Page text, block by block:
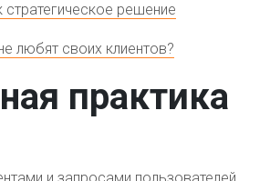
стратегическое решение
любят своих клиентов?
практика